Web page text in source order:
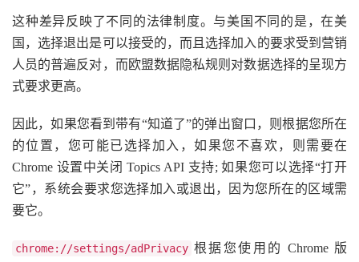
这种差异反映了不同的法律制度。与美国不同的是，在美
国，选择退出是可以接受的，而且选择加入的要求受到营销
人员的普遍反对，而欧盟数据隐私规则对数据选择的呈现方
式要求更高。
因此，如果您看到带有“知道了”的弹出窗口，则根据您所在
的位置，您可能已选择加入，如果您不喜欢，则需要在
Chrome 设置中关闭 Topics API 支持; 如果您可以选择“打开
它”，系统会要求您选择加入或退出，因为您所在的区域需
要它。
chrome://settings/adPrivacy 根据您使用的 Chrome 版